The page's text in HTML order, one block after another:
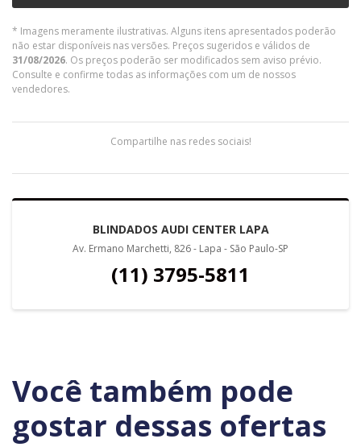
* Imagens meramente ilustrativas. Alguns itens apresentados poderão
não estar disponíveis nas versões. Preços sugeridos e válidos de
31/08/2026. Os preços poderão ser modificados sem aviso prévio.
Consulte e confirme todas as informações com um de nossos
vendedores.
Compartilhe nas redes sociais!
BLINDADOS AUDI CENTER LAPA
Av. Ermano Marchetti, 826 - Lapa - São Paulo-SP
(11) 3795-5811
Você também pode
gostar dessas ofertas